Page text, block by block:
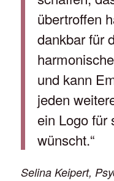
übertroffen
dankbar für
und kann
jeden
ein Logo für
wünscht.“
Selina Keipert,